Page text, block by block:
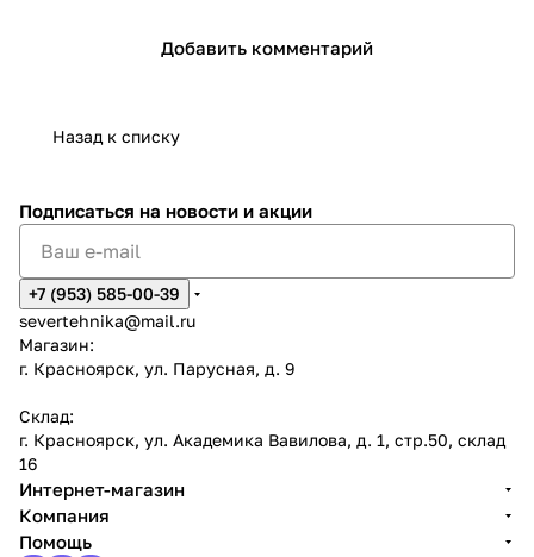
Добавить комментарий
Назад к списку
Подписаться на новости и акции
+7 (953) 585-00-39
severtehnika@mail.ru
Магазин:
г. Красноярск, ул. Парусная, д. 9
Склад:
г. Красноярск, ул. Академика Вавилова, д. 1, стр.50, склад
16
Интернет-магазин
Компания
Помощь